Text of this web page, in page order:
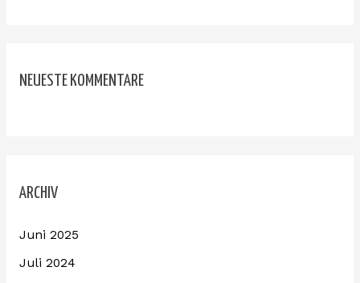
NEUESTE KOMMENTARE
ARCHIV
Juni 2025
Juli 2024